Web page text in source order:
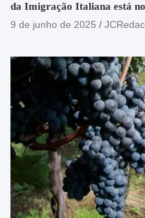
da Imigração Italiana está
9 de junho de 2025